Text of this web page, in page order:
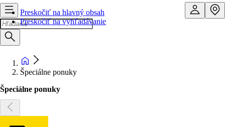
Preskočiť na hlavný obsah
Preskočiť na vyhľadávanie
Špeciálne ponuky
Špeciálne ponuky